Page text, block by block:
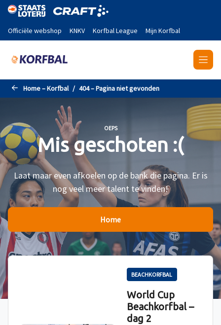
Naar de hoofdinhoud gaan
Officiële webshop KNKV Korfbal League Mijn Korfbal
Home – Korfbal 404 – Pagina niet gevonden
OEPS
Mis geschoten :(
Laat maar even afkoelen op de bank die pagina. Er is
nog veel meer talent te vinden!
Home
BEACHKORFBAL
World Cup
Beachkorfbal –
dag 2